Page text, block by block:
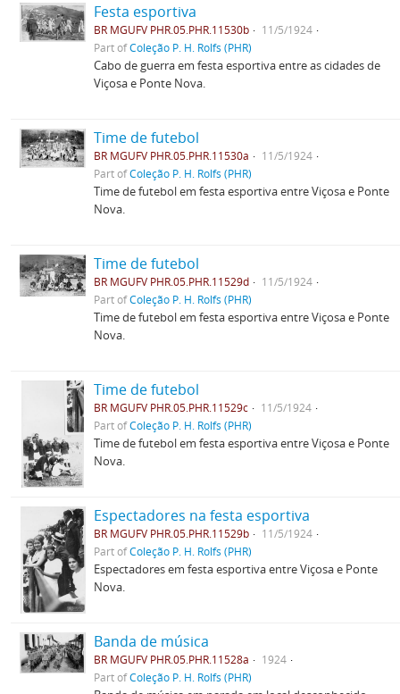
Festa esportiva
BR MGUFV PHR.05.PHR.11530b
11/5/1924
Part ofColeção P. H. Rolfs (PHR)
Cabo de guerra em festa esportiva entre as cidades de
Viçosa e Ponte Nova.
Time de futebol
BR MGUFV PHR.05.PHR.11530a
11/5/1924
Part ofColeção P. H. Rolfs (PHR)
Time de futebol em festa esportiva entre Viçosa e Ponte
Nova.
Time de futebol
BR MGUFV PHR.05.PHR.11529d
11/5/1924
Part ofColeção P. H. Rolfs (PHR)
Time de futebol em festa esportiva entre Viçosa e Ponte
Nova.
Time de futebol
BR MGUFV PHR.05.PHR.11529c
11/5/1924
Part ofColeção P. H. Rolfs (PHR)
Time de futebol em festa esportiva entre Viçosa e Ponte
Nova.
Espectadores na festa esportiva
BR MGUFV PHR.05.PHR.11529b
11/5/1924
Part ofColeção P. H. Rolfs (PHR)
Espectadores em festa esportiva entre Viçosa e Ponte
Nova.
Banda de música
BR MGUFV PHR.05.PHR.11528a
1924
Part ofColeção P. H. Rolfs (PHR)